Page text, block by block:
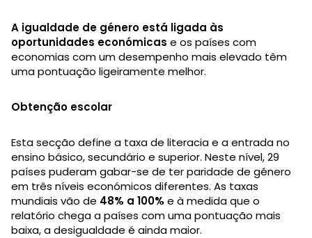
A igualdade de género está ligada às
oportunidades económicas e os países com
economias com um desempenho mais elevado têm
uma pontuação ligeiramente melhor.
Obtenção escolar
Esta secção define a taxa de literacia e a entrada no
ensino básico, secundário e superior. Neste nível, 29
países puderam gabar-se de ter paridade de género
em três níveis económicos diferentes. As taxas
mundiais vão de 48% a 100% e à medida que o
relatório chega a países com uma pontuação mais
baixa, a desigualdade é ainda maior.